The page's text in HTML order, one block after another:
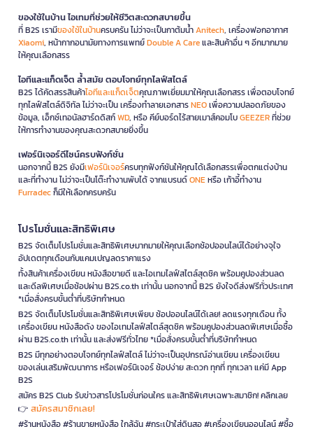
ของใช้ในบ้าน ไอเทมที่ช่วยให้ชีวิตสะดวกสบายขึ้น
ที่ B2S เรามีของใช้ในบ้านครบครัน ไม่ว่าจะเป็นกาต้มน้ำAnitech, เครื่องฟอกอากาศ
Xiaomi, หน้ากากอนามัยทางการแพทย์Double A Careและสินค้าอื่น ๆ อีกมากมาย
ให้คุณเลือกสรร
ไอทีและแก็ดเจ็ต ล้ำสมัย ตอบโจทย์ทุกไลฟ์สไตล์
B2S ได้คัดสรรสินค้าไอทีและแก็ดเจ็ตคุณภาพเยี่ยมมาให้คุณเลือกสรร เพื่อตอบโจทย์
ทุกไลฟ์สไตล์ดิจิทัล ไม่ว่าจะเป็น เครื่องทำลายเอกสารNEOเพื่อความปลอดภัยของ
ข้อมูล, เอ็กซ์เทอนัลฮาร์ดดิสก์WD, หรือ คีย์บอร์ดไร้สายเมาส์คอมโบGEEZERที่ช่วย
ให้การทำงานของคุณสะดวกสบายยิ่งขึ้น
เฟอร์นิเจอร์ดีไซน์ครบฟังก์ชั่น
นอกจากนี้ B2S ยังมีเฟอร์นิเจอร์ครบทุกฟังก์ชันให้คุณได้เลือกสรรเพื่อตกแต่งบ้าน
และที่ทำงาน ไม่ว่าจะเป็นโต๊ะทำงานพับได้ จากแบรนด์ONEหรือ เก้าอี้ทำงาน
Furradecก็มีให้เลือกครบครัน
โปรโมชั่นและสิทธิพิเศษ
B2S จัดเต็มโปรโมชั่นและสิทธิพิเศษมากมายให้คุณเลือกช้อปออนไลน์ได้อย่างจุใจ
อัปเดตทุกเดือนกับแคมเปญลดราคาแรง
ทั้งสินค้าเครื่องเขียน หนังสือขายดี และไอเทมไลฟ์สไตล์สุดชิค พร้อมคูปองส่วนลด
และดีลพิเศษเมื่อช้อปผ่าน B2S.co.th เท่านั้น นอกจากนี้ B2S ยังใจดีส่งฟรีทั่วประเทศ
*เมื่อสั่งครบขั้นต่ำที่บริษัทกำหนด
B2S จัดเต็มโปรโมชั่นและสิทธิพิเศษเพียบ ช้อปออนไลน์ได้เลย! ลดแรงทุกเดือน ทั้ง
เครื่องเขียน หนังสือดัง ของไอเทมไลฟ์สไตล์สุดชิค พร้อมคูปองส่วนลดพิเศษเมื่อซื้อ
ผ่าน B2S.co.th เท่านั้น และส่งฟรีทั่วไทย *เมื่อสั่งครบขั้นต่ำที่บริษัทกำหนด
B2S มีทุกอย่างตอบโจทย์ทุกไลฟ์สไตล์ ไม่ว่าจะเป็นอุปกรณ์อ่านเขียน เครื่องเขียน
ของเล่นเสริมพัฒนาการ หรือเฟอร์นิเจอร์ ช้อปง่าย สะดวก ทุกที่ ทุกเวลา แค่มี App
B2S
สมัคร B2S Club รับข่าวสารโปรโมชั่นก่อนใคร และสิทธิพิเศษเฉพาะสมาชิก! คลิกเลย
👉 สมัครสมาชิกเลย!
#ร้านหนังสือ #ร้านขายหนังสือ ใกล้ฉัน #กระเป๋าใส่ดินสอ #เครื่องเขียนออนไลน์ #ซื้อ